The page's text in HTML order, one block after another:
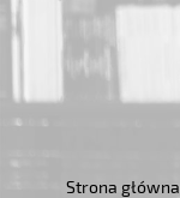
Strona główna